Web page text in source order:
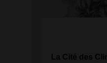
La Cité des